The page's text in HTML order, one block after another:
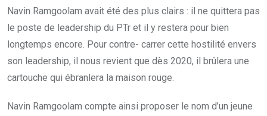
Navin Ramgoolam avait été des plus clairs : il ne quittera pas
le poste de leadership du PTr et il y restera pour bien
longtemps encore. Pour contre- carrer cette hostilité envers
son leadership, il nous revient que dès 2020, il brûlera une
cartouche qui ébranlera la maison rouge.
Navin Ramgoolam compte ainsi proposer le nom d’un jeune